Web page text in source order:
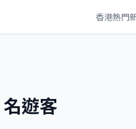
香港熱門
遊客